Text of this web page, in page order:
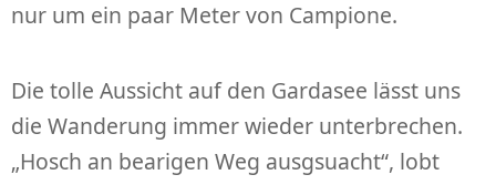
nur um ein paar Meter von Campione.
Die tolle Aussicht auf den Gardasee lässt uns
die Wanderung immer wieder unterbrechen.
„Hosch an bearigen Weg ausgsuacht“, lobt